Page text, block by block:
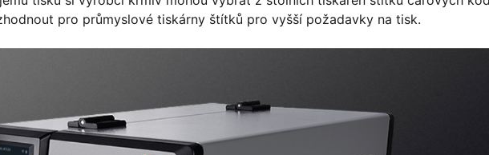
pro průmyslové tiskárny štítků pro vyšší požadavky na tisk.